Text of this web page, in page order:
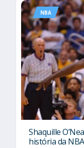
NBA
Shaquille
história da NBA